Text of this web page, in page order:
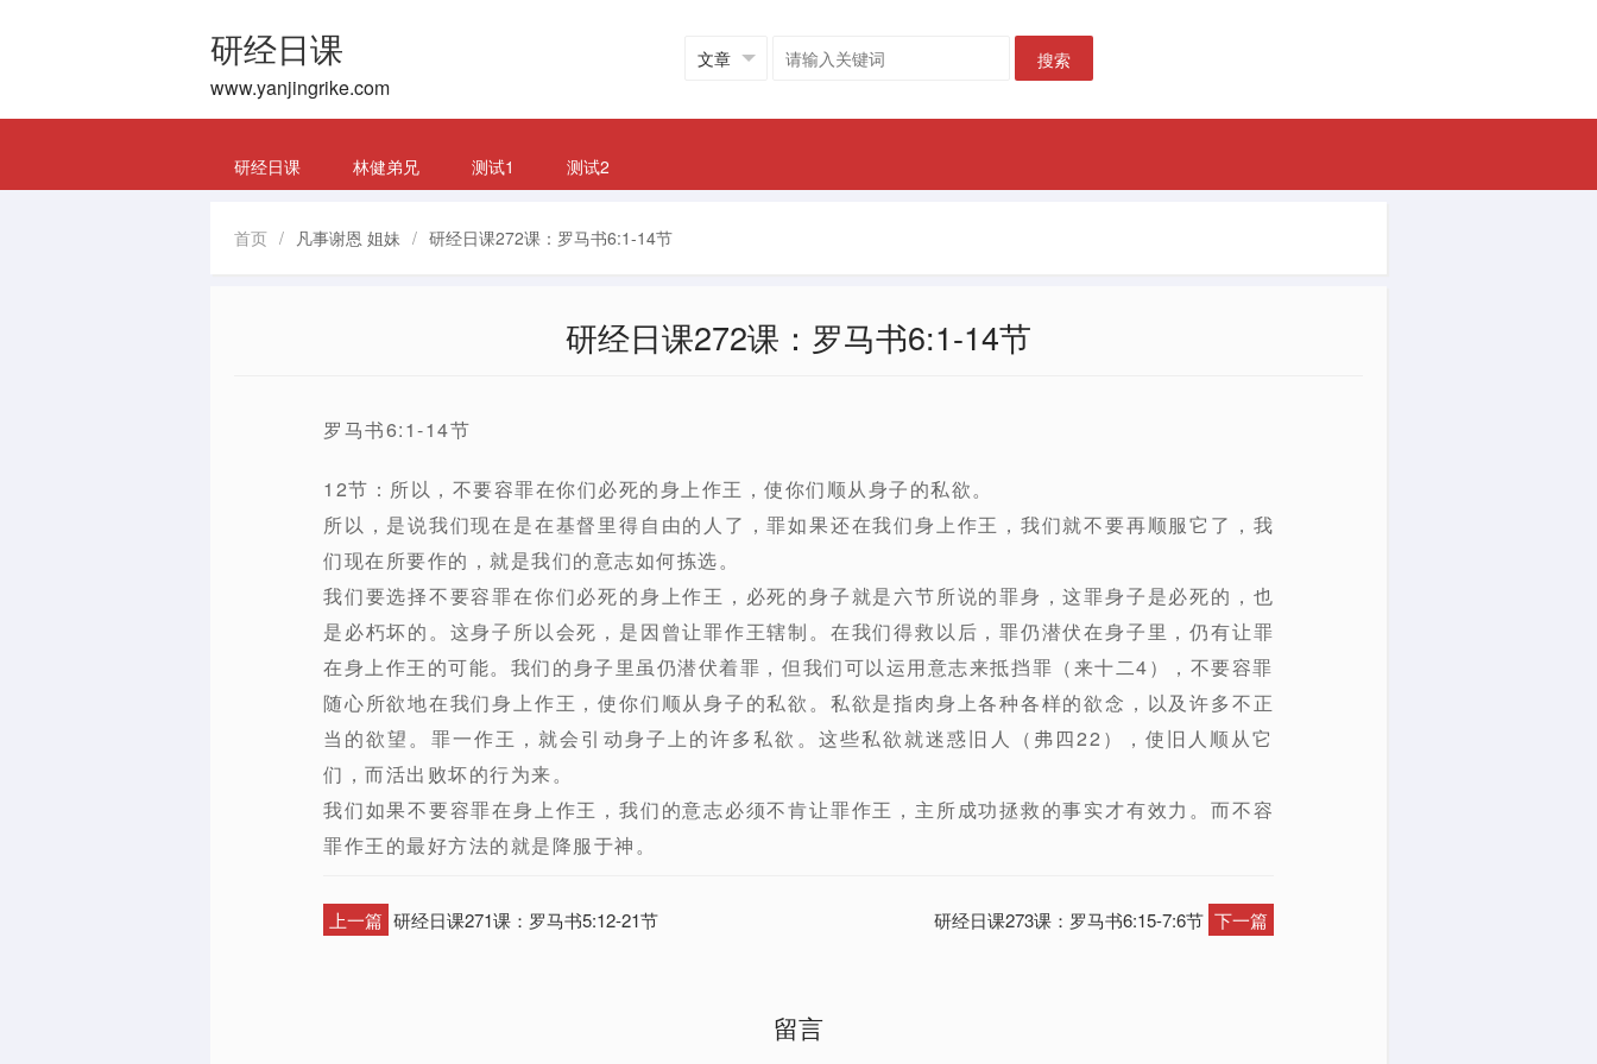
研经日课
www.yanjingrike.com
搜索
研经日课 林健弟兄 测试1 测试2
首页 / 凡事谢恩 姐妹 / 研经日课272课：罗马书6:1-14节
研经日课272课：罗马书6:1-14节
罗马书6:1-14节
12节：所以，不要容罪在你们必死的身上作王，使你们顺从身子的私欲。
所以，是说我们现在是在基督里得自由的人了，罪如果还在我们身上作王，我们就不要再顺服它了，我
们现在所要作的，就是我们的意志如何拣选。
我们要选择不要容罪在你们必死的身上作王，必死的身子就是六节所说的罪身，这罪身子是必死的，也
是必朽坏的。这身子所以会死，是因曾让罪作王辖制。在我们得救以后，罪仍潜伏在身子里，仍有让罪
在身上作王的可能。我们的身子里虽仍潜伏着罪，但我们可以运用意志来抵挡罪（来十二4），不要容罪
随心所欲地在我们身上作王，使你们顺从身子的私欲。私欲是指肉身上各种各样的欲念，以及许多不正
当的欲望。罪一作王，就会引动身子上的许多私欲。这些私欲就迷惑旧人（弗四22），使旧人顺从它
们，而活出败坏的行为来。
我们如果不要容罪在身上作王，我们的意志必须不肯让罪作王，主所成功拯救的事实才有效力。而不容
罪作王的最好方法的就是降服于神。
上一篇 研经日课271课：罗马书5:12-21节 研经日课273课：罗马书6:15-7:6节 下一篇
留言